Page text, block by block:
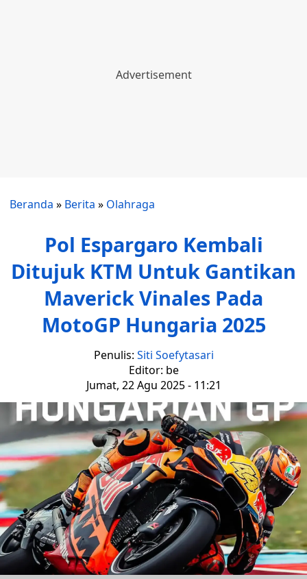
Beranda » Berita » Olahraga
Pol Espargaro Kembali
Ditujuk KTM Untuk Gantikan
Maverick Vinales Pada
MotoGP Hungaria 2025
Penulis: Siti Soefytasari
Editor: be
Jumat, 22 Agu 2025 - 11:21